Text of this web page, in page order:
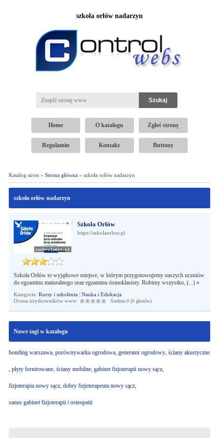
szkoła orłów nadarzyn
Home O katalogu Zgłoś stronę
Regulamin Kontakt Buttony
Katalog stron » Strona główna» szkoła orłów nadarzyn
szkoła orłów nadarzyn
Szkoła Orłów
https://szkolaorlow.pl
Szkoła Orłów to wyjątkowe miejsce, w którym przygotowujemy naszych uczniów
do egzaminu maturalnego oraz egzaminu ósmoklasisty. Robimy wszystko, (...) »
Kategorie: Kursy i szkolenia| Nauka i Edukacja
Ocena użytkowników www:
Średnia 0 (0 głosów)
Nowe tagi w katalogu
bonding warszawa, porównywarka ogrodowa, generator ogrodowy, ściany akustyczne
, płyty fornirowane, ściany mobilne, gabinet fizjoterapii nowy sącz,
fizjoterapia nowy sącz, dobry fizjoterapeuta nowy sącz,
sanus gabinet fizjoterapii i osteopatii